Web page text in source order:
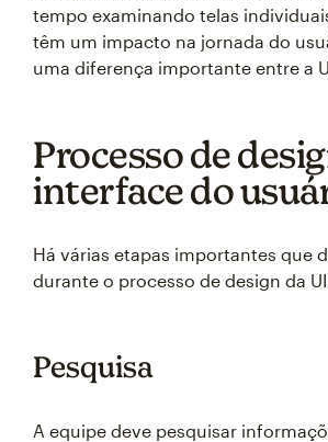
tempo examinando telas
têm um impacto na jornada do
uma diferença importante entre a
Processo de
interface do
Há várias etapas importantes que
durante o processo de design da
Pesquisa
A equipe deve pesquisar